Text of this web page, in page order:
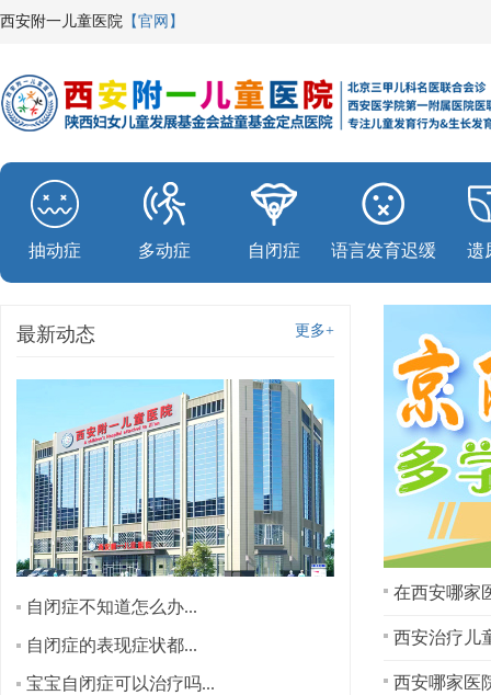
西安附一儿童医院 【官网】
抽动症 多动症 自闭症 语言发育迟缓 遗
更多+
最新动态
自闭症不知道怎么办...
自闭症的表现症状都...
宝宝自闭症可以治疗吗...
在西安哪家
西安治疗儿